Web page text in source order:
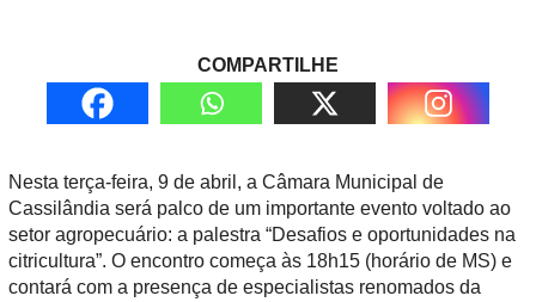
COMPARTILHE
Nesta terça-feira, 9 de abril, a Câmara Municipal de
Cassilândia será palco de um importante evento voltado ao
setor agropecuário: a palestra “Desafios e oportunidades na
citricultura”. O encontro começa às 18h15 (horário de MS) e
contará com a presença de especialistas renomados da